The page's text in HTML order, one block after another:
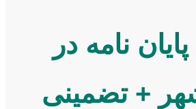
نامه در
+ تضمینی